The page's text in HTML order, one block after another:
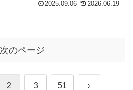
2025.09.06 2026.06.19
次のページ
2 3 51 次